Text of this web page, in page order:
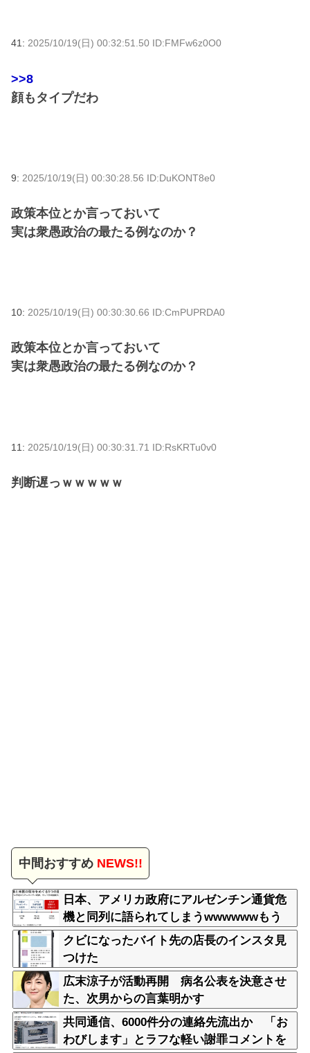
41: 2025/10/19(日) 00:32:51.50 ID:FMFw6z0O0
>>8
顔もタイプだわ
9: 2025/10/19(日) 00:30:28.56 ID:DuKONT8e0
政策本位とか言っておいて
実は衆愚政治の最たる例なのか？
10: 2025/10/19(日) 00:30:30.66 ID:CmPUPRDA0
政策本位とか言っておいて
実は衆愚政治の最たる例なのか？
11: 2025/10/19(日) 00:30:31.71 ID:RsKRTu0v0
判断遅っｗｗｗｗｗ
中間おすすめNEWS!!
日本、アメリカ政府にアルゼンチン通貨危
機と同列に語られてしまうwwwwwwもう
すでに158円に戻る
クビになったバイト先の店長のインスタ見
つけた
広末涼子が活動再開 病名公表を決意させ
た、次男からの言葉明かす
共同通信、6000件分の連絡先流出か 「お
わびします」とラフな軽い謝罪コメントを